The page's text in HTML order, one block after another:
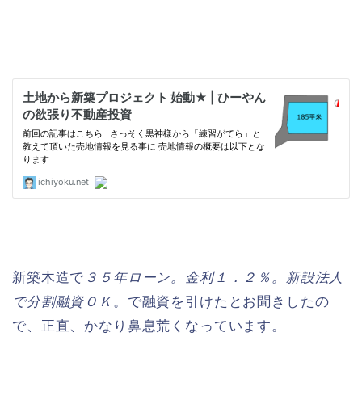
新築木造で ３５年ローン。金利１．２％。新設法人
で分割融資ＯＫ 。で融資を引けたとお聞きしたの
で、正直、かなり鼻息荒くなっています。